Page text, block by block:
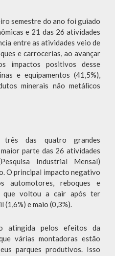
semestre do ano foi guiado
e 21 das 26 atividades
entre as atividades veio de
e carrocerias, ao avançar
impactos positivos desse
e equipamentos (41,5%),
minerais não metálicos
três das quatro grandes
parte das 26 atividades
Industrial Mensal)
O principal impacto negativo
automotores, reboques e
que voltou a cair após ter
e maio (0,3%).
atingida pelos efeitos da
várias montadoras estão
parques produtivos. Isso